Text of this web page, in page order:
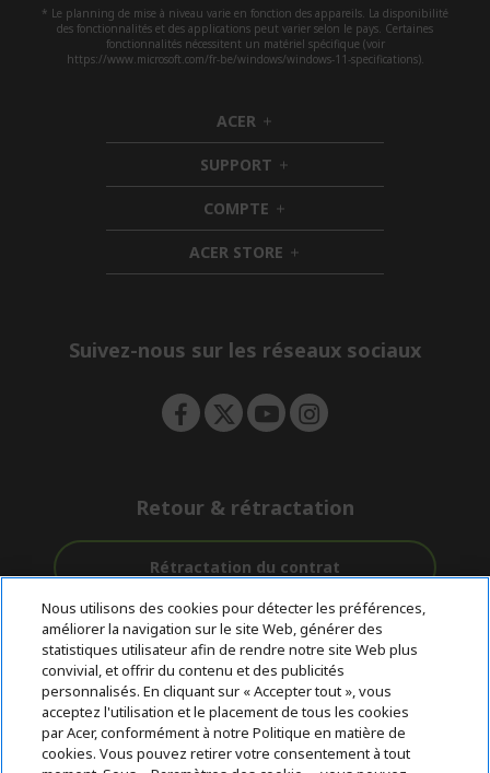
* Le planning de mise à niveau varie en fonction des appareils. La disponibilité
des fonctionnalités et des applications peut varier selon le pays. Certaines
fonctionnalités nécessitent un matériel spécifique (voir
https://www.microsoft.com/fr-be/windows/windows-11-specifications).
ACER h
i
d
d
e
n
SUPPORT h
i
d
d
e
n
COMPTE h
i
d
d
ACER STORE h
i
e
Suivez-nous sur les réseaux sociaux
Retour & rétractation
Rétractation du contrat
Livraison
gratuite
Accompagnement
avant et après-
vente
Paiement
Sécurisé
© 2026 Acer Inc.
CPYou BV est le revendeur et marchand agréé pour les produits et
services proposés au sein de ce magasin.
Nous utilisons des cookies pour détecter les préférences,
améliorer la navigation sur le site Web, générer des
statistiques utilisateur afin de rendre notre site Web plus
convivial, et offrir du contenu et des publicités
personnalisés. En cliquant sur « Accepter tout », vous
acceptez l'utilisation et le placement de tous les cookies
par Acer, conformément à notre Politique en matière de
cookies. Vous pouvez retirer votre consentement à tout